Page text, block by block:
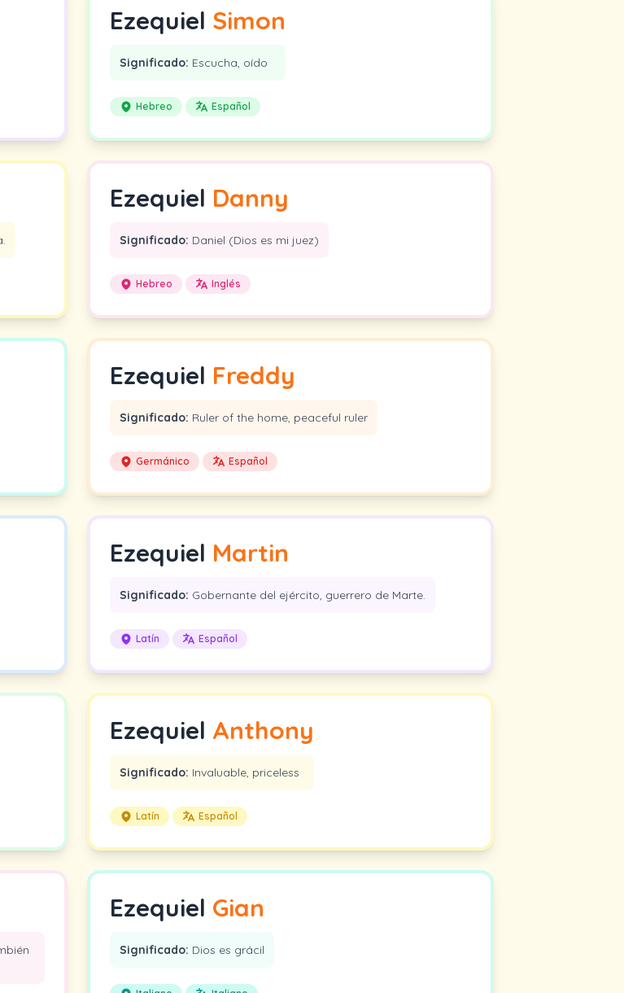
Ezequiel Simon
Significado: Escucha, oído
Hebreo Español
Ezequiel Danny
Significado: Daniel (Dios es mi juez)
Hebreo Inglés
Ezequiel Freddy
Significado: Ruler of the home, peaceful ruler
Germánico Español
Ezequiel Martin
Significado: Gobernante del ejército, guerrero de Marte.
Latín Español
Ezequiel Anthony
Significado: Invaluable, priceless
Latín Español
Ezequiel Gian
Significado: Dios es grácil